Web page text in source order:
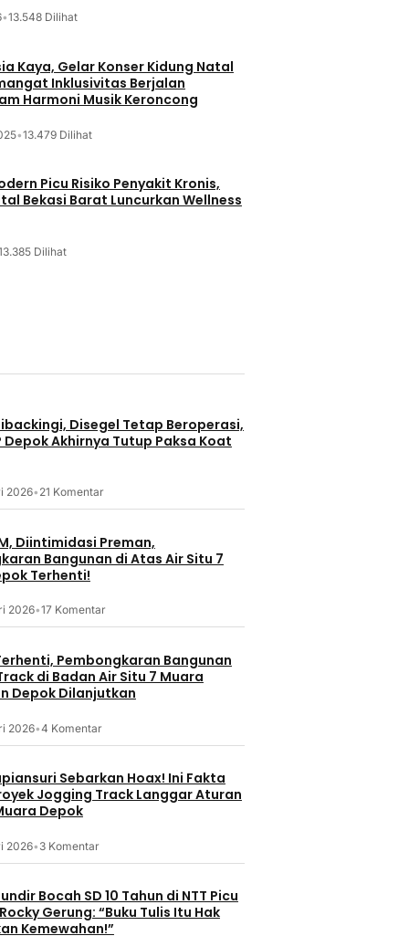
•13.548 Dilihat
Kaya, Gelar Konser Kidung Natal
Inklusivitas Berjalan
Harmoni Musik Keroncong
•13.479 Dilihat
Picu Risiko Penyakit Kronis,
Bekasi Barat Luncurkan Wellness
Dilihat
Disegel Tetap Beroperasi,
Depok Akhirnya Tutup Paksa Koat
2026• 21 Komentar
Diintimidasi Preman,
Bangunan di Atas Air Situ 7
Terhenti!
2026•17 Komentar
Pembongkaran Bangunan
di Badan Air Situ 7 Muara
Depok Dilanjutkan
2026•4 Komentar
Sebarkan Hoax! Ini Fakta
Jogging Track Langgar Aturan
Depok
2026• 3 Komentar
Bocah SD 10 Tahun di NTT Picu
Gerung: “Buku Tulis Itu Hak
Kemewahan!”